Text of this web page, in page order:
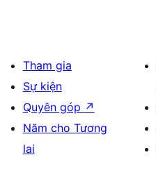
Tham gia
Sự kiện
Quyên góp ↗
Năm cho Tương
lai